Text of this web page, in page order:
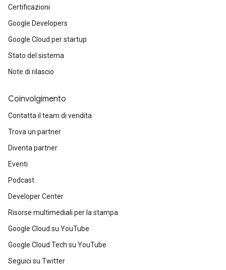
Certificazioni
Google Developers
Google Cloud per startup
Stato del sistema
Note di rilascio
Coinvolgimento
Contatta il team di vendita
Trova un partner
Diventa partner
Eventi
Podcast
Developer Center
Risorse multimediali per la stampa
Google Cloud su YouTube
Google Cloud Tech su YouTube
Seguici su Twitter